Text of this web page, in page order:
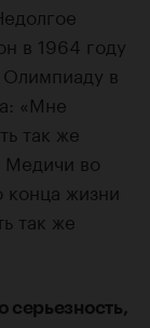
в 1964 году
в
«Мне
так же
Медичи во
жизни
так же
серьезность,